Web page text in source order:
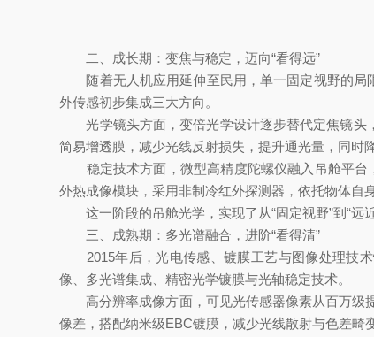
二、成长期：变焦与稳定，迈向“看得远”
随着无人机应用延伸至民用，单一固定视野的局
外传感初步集成三大方向。
光学镜头方面，变倍光学设计逐步替代定焦镜头
简易增透膜，减少光线反射损失，提升通光量，同时
稳定技术方面，微型高精度陀螺仪融入吊舱平台
外热成像模块，采用非制冷红外探测器，依托物体自
这一阶段的吊舱光学，实现了从“固定视野”到“远近
三、成熟期：多光谱融合，进阶“看得清”
2015年后，光电传感、镀膜工艺与图像处理技术
像、多光谱集成、精密光学镀膜与光轴稳定技术。
高分辨率成像方面，可见光传感器像素从百万级提
像差，搭配纳米级EBC镀膜，减少光线散射与色差畸